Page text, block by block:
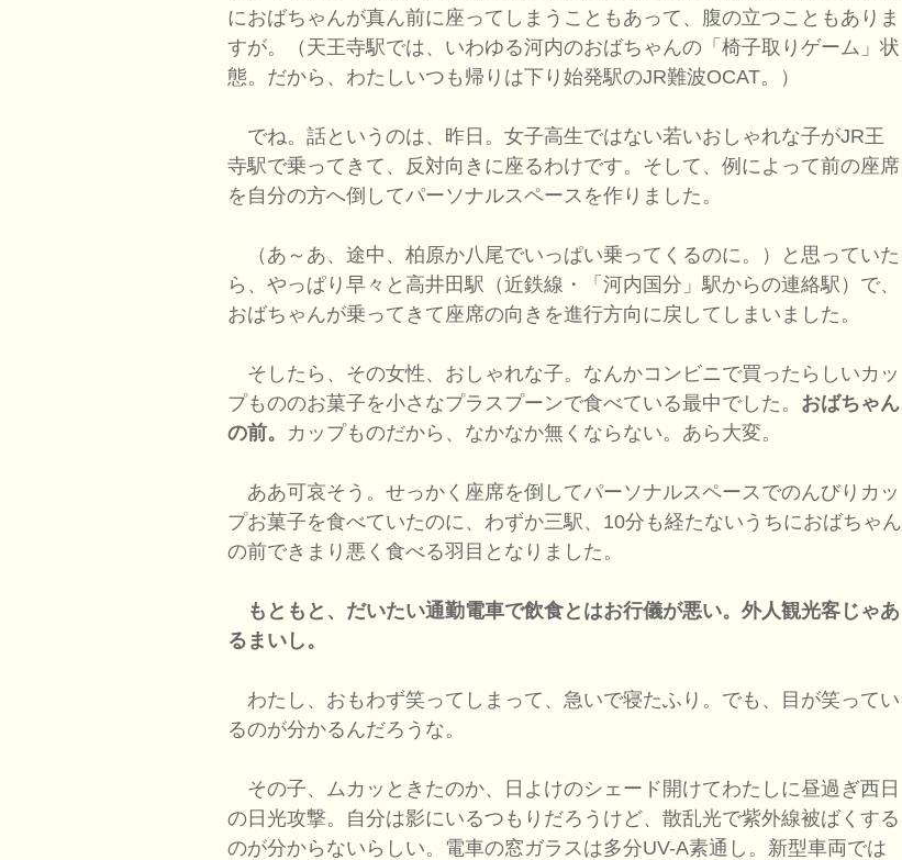
におばちゃんが真ん前に座ってしまうこともあって、腹の立つこともありま
すが。（天王寺駅では、いわゆる河内のおばちゃんの「椅子取りゲーム」状
態。だから、わたしいつも帰りは下り始発駅のJR難波OCAT。）
でね。話というのは、昨日。女子高生ではない若いおしゃれな子がJR王
寺駅で乗ってきて、反対向きに座るわけです。そして、例によって前の座席
を自分の方へ倒してパーソナルスペースを作りました。
（あ～あ、途中、柏原か八尾でいっぱい乗ってくるのに。）と思っていた
ら、やっぱり早々と高井田駅（近鉄線・「河内国分」駅からの連絡駅）で、
おばちゃんが乗ってきて座席の向きを進行方向に戻してしまいました。
そしたら、その女性、おしゃれな子。なんかコンビニで買ったらしいカッ
プもののお菓子を小さなプラスプーンで食べている最中でした。 おばちゃん
の前。 カップものだから、なかなか無くならない。あら大変。
ああ可哀そう。せっかく座席を倒してパーソナルスペースでのんびりカッ
プお菓子を食べていたのに、わずか三駅、10分も経たないうちにおばちゃん
の前できまり悪く食べる羽目となりました。
もともと、だいたい通勤電車で飲食とはお行儀が悪い。外人観光客じゃあ
るまいし。
わたし、おもわず笑ってしまって、急いで寝たふり。でも、目が笑ってい
るのが分かるんだろうな。
その子、ムカッときたのか、日よけのシェード開けてわたしに昼過ぎ西日
の日光攻撃。自分は影にいるつもりだろうけど、散乱光で紫外線被ばくする
のが分からないらしい。電車の窓ガラスは多分UV-A素通し。新型車両では